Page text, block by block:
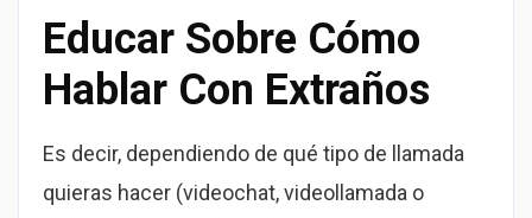
Educar Sobre Cómo
Hablar Con Extraños
Es decir, dependiendo de qué tipo de llamada
quieras hacer (videochat, videollamada o